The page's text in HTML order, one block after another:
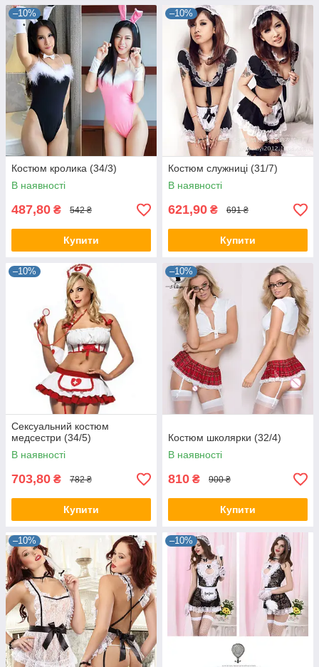
–10%
Костюм кролика (34/3)
В наявності
487,80 ₴ 542 ₴
Купити
–10%
Костюм служниці (31/7)
В наявності
621,90 ₴ 691 ₴
Купити
–10%
Сексуальний костюм
медсестри (34/5)
В наявності
703,80 ₴ 782 ₴
Купити
–10%
Костюм школярки (32/4)
В наявності
810 ₴ 900 ₴
Купити
–10% –10%